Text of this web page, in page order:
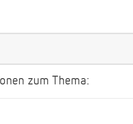
zum Thema: